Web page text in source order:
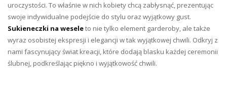
uroczystości. To właśnie w nich kobiety chcą zabłysnąć, prezentując
swoje indywidualne podejście do stylu oraz wyjątkowy gust.
Sukieneczki na weseleto nie tylko element garderoby, ale także
wyraz osobistej ekspresji i elegancji w tak wyjątkowej chwili. Odkryj z
nami fascynujący świat kreacji, które dodają blasku każdej ceremonii
ślubnej, podkreślając piękno i wyjątkowość chwili.